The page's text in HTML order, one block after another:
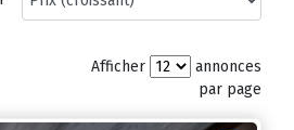
Afficher
annonces
par page